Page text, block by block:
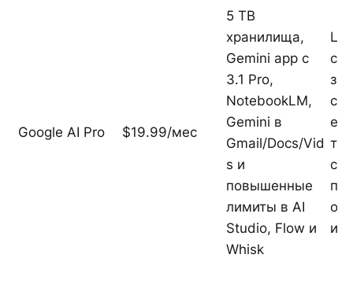
Google AI Pro $19.99/мес
5 TB
хранилища,
Gemini app с
3.1 Pro,
NotebookLM,
Gemini в
Gmail/Docs/Vid
s и
повышенные
лимиты в AI
Studio, Flow и
Whisk